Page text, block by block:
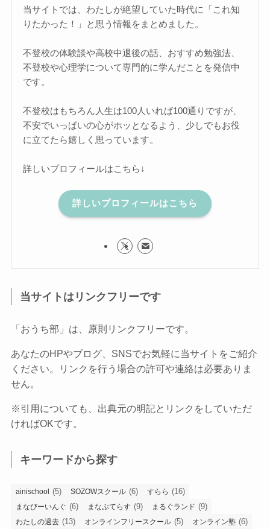
当サイトでは、わたしが絶望していた時代に「これ知
りたかった！」と思う情報をまとめました。
不登校の体験談や高校中退後の話、おすすめ勉強法、
不登校や心理学について専門的に学んだことを発信中
です。
不登校はもちろん人生は100人いれば100通りですが、
不安でいっぱいの心がホッとなるよう、少しでもお役
に立てたら嬉しく思っています。
詳しいプロフィールはこちら↓
詳しいプロフィールはこちら
当サイトはリンクフリーです
「おうち部」は、原則リンクフリーです。
あなたのHPやブログ、SNSでお気軽に当サイトをご紹介
ください。リンクを行う場合の許可や連絡は必要ありま
せん。
※引用についても、出典元の明記とリンクをしていただ
ければOKです。
キーワードから探す
ainischool (5) SOZOWスクール (6) すらら (16)
まなびーいんぐ (6) まなぶてらす (9) まるぐランド (9)
わたしの過去 (13) オンラインフリースクール (5) オンライン塾 (6)